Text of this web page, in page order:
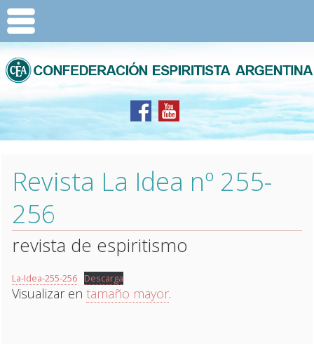
Revista La Idea nº 255-
256
revista de espiritismo
La-Idea-255-256 Descarga
Visualizar entamaño mayor.